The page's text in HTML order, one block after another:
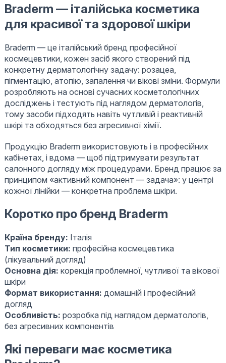
Braderm — італійська косметика
для красивої та здорової шкіри
Braderm — це італійський бренд професійної
космецевтики, кожен засіб якого створений під
конкретну дерматологічну задачу: розацеа,
пігментацію, атопію, запалення чи вікові зміни. Формули
розробляють на основі сучасних косметологічних
досліджень і тестують під наглядом дерматологів,
тому засоби підходять навіть чутливій і реактивній
шкірі та обходяться без агресивної хімії.
Продукцію Braderm використовують і в професійних
кабінетах, і вдома — щоб підтримувати результат
салонного догляду між процедурами. Бренд працює за
принципом «активний компонент — задача»: у центрі
кожної лінійки — конкретна проблема шкіри.
Коротко про бренд Braderm
Країна бренду: Італія
Тип косметики: професійна космецевтика
(лікувальний догляд)
Основна дія: корекція проблемної, чутливої та вікової
шкіри
Формат використання: домашній і професійний
догляд
Особливість: розробка під наглядом дерматологів,
без агресивних компонентів
Які переваги має косметика